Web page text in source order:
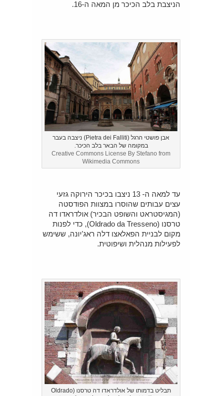
הניצבת בלב הכיכר מן המאה ה-16.
אבן פושטי הרגל (Pietra dei Falliti) ניצבה בעבר
במקומה של הבאר בלב הכיכר.
Creative Commons License By Stefano from
Wikimedia Commons
עד למאה ה- 13 ניצבו בכיכר הירוקה גזעי
עצים עבותים שהוסרו במצוות הפודסטה
(המגיסטראט והשופט הבכיר) אולדראדו דה
טרסנו (Oldrado da Tresseno), כדי לפנות
מקום לבניית הפאלאצו דלה ראג'יונה, ששימש
לפעילות מנהלית ושיפוטית.
תבליט בדמותו של אולדראדו דה טרסנו (Oldrado